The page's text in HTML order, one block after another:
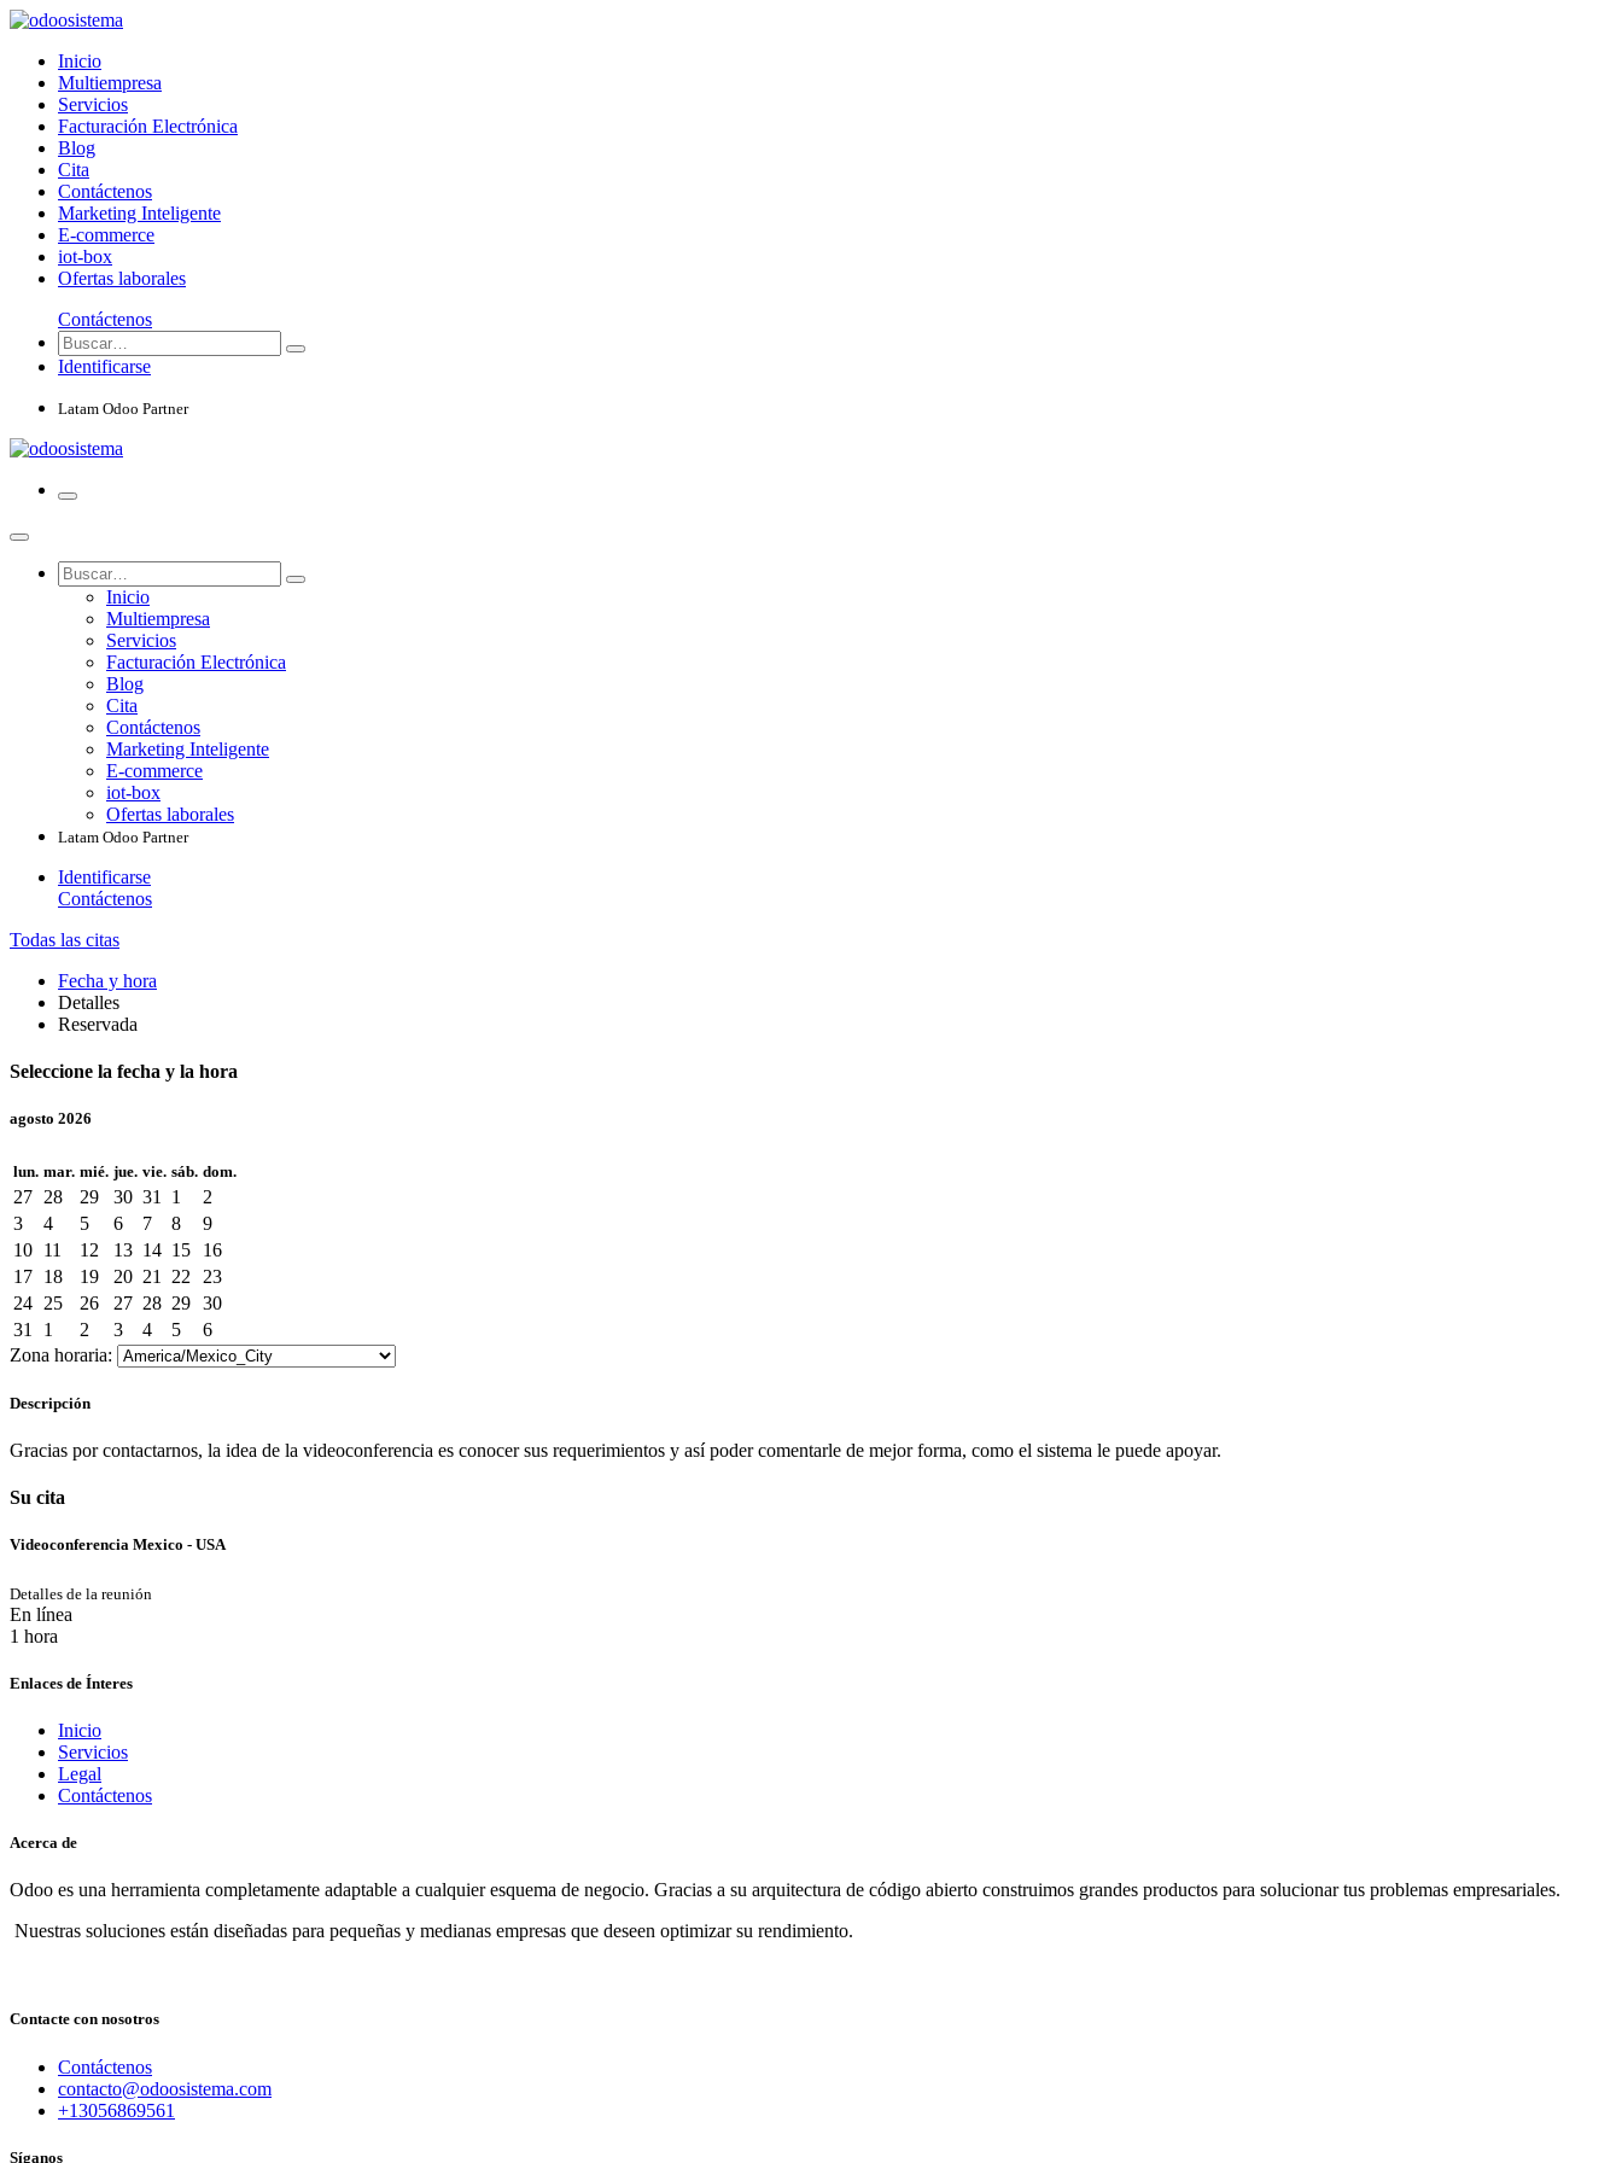
Inicio
Multiempresa
Servicios
Facturación Electrónica
Blog
Cita
Contáctenos
Marketing Inteligente
E-commerce
iot-box
Ofertas laborales
Contáctenos
Identificarse
Latam Odoo Partner
Inicio
Multiempresa
Servicios
Facturación Electrónica
Blog
Cita
Contáctenos
Marketing Inteligente
E-commerce
iot-box
Ofertas laborales
Latam Odoo Partner
Identificarse
Contáctenos
Todas las citas
Fecha y hora
Detalles
Reservada
Seleccione la fecha y la hora
agosto 2026
lun. mar. mié. jue. vie. sáb. dom.
27 28 29 30 31 1
2
3
4 5 6 7 8
9
10 11 12 13 14 15
16
17 18 19 20 21 22
23
24 25 26 27 28 29 30
31
1 2 3 4 5
6
Zona horaria:
Descripción
Gracias por contactarnos, la idea de la videoconferencia es conocer sus requerimientos y así poder comentarle de mejor forma, como el sistema le puede apoyar.
Su cita
Videoconferencia Mexico - USA
Detalles de la reunión
En línea
1 hora
Enlaces de Ínteres
Inicio
Servicios
Legal
Contáctenos
Acerca de
Odoo es una herramienta completamente adaptable a cualquier esquema de negocio. Gracias a su arquitectura de código abierto construimos grandes productos para solucionar tus problemas empresariales.
Nuestras soluciones están diseñadas para pequeñas y medianas empresas que deseen optimizar su rendimiento.
Contacte con nosotros
Contáctenos
contacto@odoosistema.com
+13056869561
Síganos